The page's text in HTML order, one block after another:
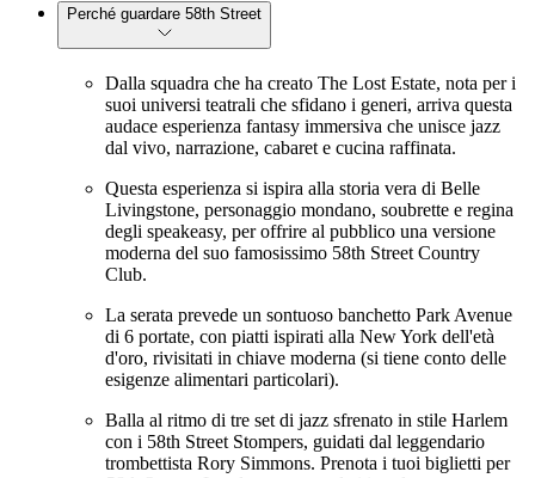
Perché guardare 58th Street
Dalla squadra che ha creato The Lost Estate, nota per i
suoi universi teatrali che sfidano i generi, arriva questa
audace esperienza fantasy immersiva che unisce jazz
dal vivo, narrazione, cabaret e cucina raffinata.
Questa esperienza si ispira alla storia vera di Belle
Livingstone, personaggio mondano, soubrette e regina
degli speakeasy, per offrire al pubblico una versione
moderna del suo famosissimo 58th Street Country
Club.
La serata prevede un sontuoso banchetto Park Avenue
di 6 portate, con piatti ispirati alla New York dell'età
d'oro, rivisitati in chiave moderna (si tiene conto delle
esigenze alimentari particolari).
Balla al ritmo di tre set di jazz sfrenato in stile Harlem
con i 58th Street Stompers, guidati dal leggendario
trombettista Rory Simmons. Prenota i tuoi biglietti per